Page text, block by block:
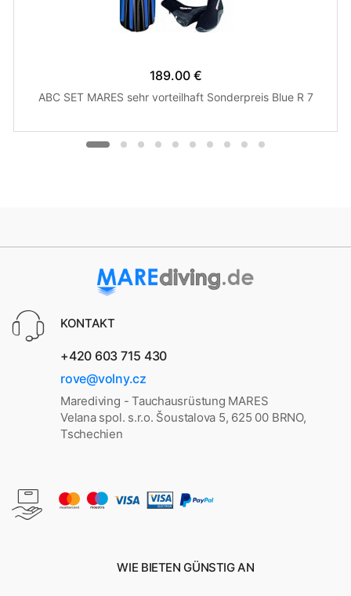
189.00 €
ABC SET MARES sehr vorteilhaft Sonderpreis Blue R 7
KONTAKT
+420 603 715 430
rove@volny.cz
Marediving - Tauchausrüstung MARES
Velana spol. s.r.o. Šoustalova 5, 625 00 BRNO,
Tschechien
WIE BIETEN GÜNSTIG AN